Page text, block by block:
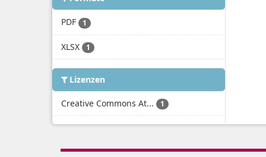
PDF 1
XLSX 1
Lizenzen
Creative Commons At... 1